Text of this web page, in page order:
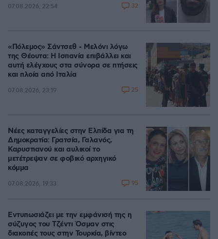
07.08.2026, 22:54 32
«Πόλεμος» Σάντσεθ - Μελόνι λόγω
της Θέουτα: Η Ισπανία επιβάλλει και
αυτή ελέγχους στα σύνορα σε πτήσεις
και πλοία από Ιταλία
07.08.2026, 23:19 25
Νέες καταγγελίες στην Ελπίδα για τη
Δημοκρατία: Γρατσία, Γαλανός,
Καρυστιανού και αυλικοί το
μετέτρεψαν σε φοβικό αρχηγικό
κόμμα
07.08.2026, 19:33 95
Εντυπωσιάζει με την εμφάνισή της η
σύζυγος του Τζέντι Όσμαν στις
διακοπές τους στην Τουρκία, βίντεο